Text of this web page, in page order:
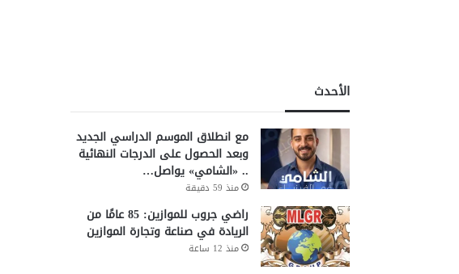
الأحدث
مع انطلاق الموسم الدراسي الجديد
وبعد الحصول على الدرجات النهائية
.. «الشامي» يواصل…
منذ 59 دقيقة
راضي جروب للموازين: 85 عامًا من
الريادة في صناعة وتجارة الموازين
منذ 12 ساعة